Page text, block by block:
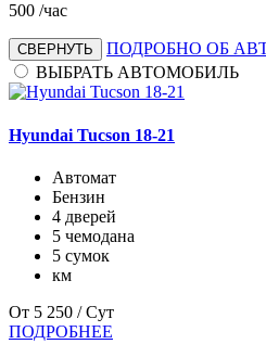
500 /час
СВЕРНУТЬ
ПОДРОБНО ОБ
ВЫБРАТЬ АВТОМОБИЛЬ
Hyundai Tucson 18-21
Автомат
Бензин
4 дверей
5 чемодана
5 сумок
км
От 5 250 / Сут
ПОДРОБНЕЕ